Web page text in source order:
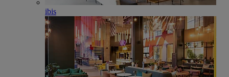
ibis